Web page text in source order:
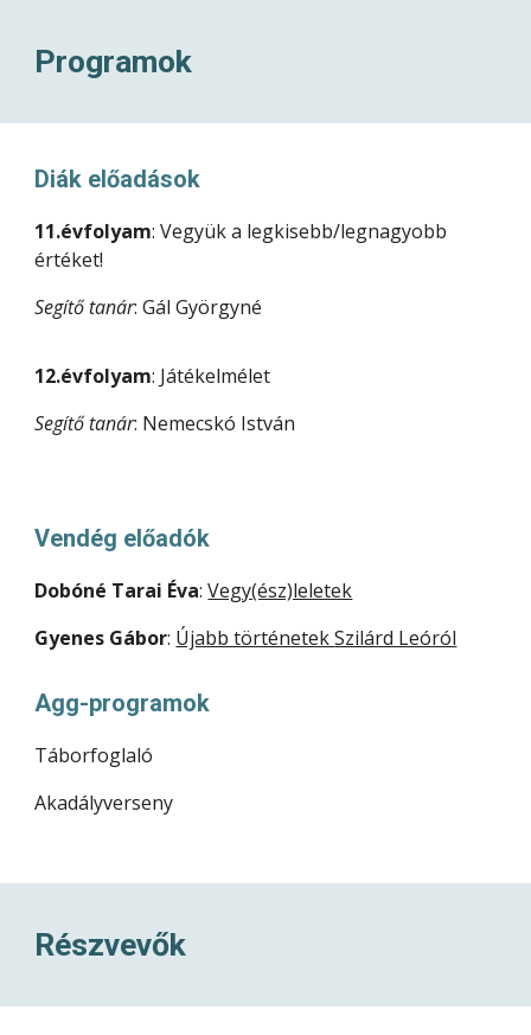
Programok
Diák előadások
11.évfolyam: Vegyük a legkisebb/legnagyobb
értéket!
Segítő tanár: Gál Györgyné
12.évfolyam: Játékelmélet
Segítő tanár: Nemecskó István
Vendég előadók
Dobóné Tarai Éva:Vegy(ész)leletek
Gyenes Gábor: Újabb történetekSzilárd Leóról
Agg-programok
Táborfoglaló
Akadályverseny
Részvevők